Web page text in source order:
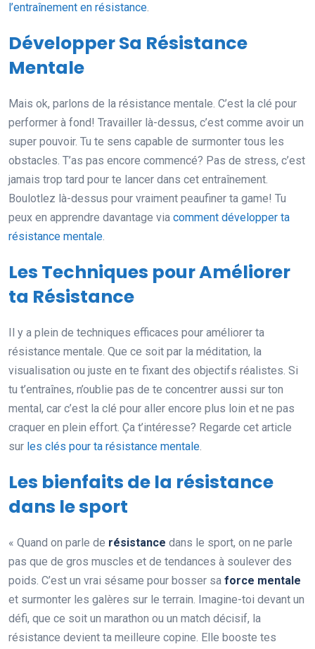
l’entraînement en résistance.
Développer Sa Résistance
Mentale
Mais ok, parlons de la résistance mentale. C’est la clé pour
performer à fond! Travailler là-dessus, c’est comme avoir un
super pouvoir. Tu te sens capable de surmonter tous les
obstacles. T’as pas encore commencé? Pas de stress, c’est
jamais trop tard pour te lancer dans cet entraînement.
Boulotlez là-dessus pour vraiment peaufiner ta game! Tu
peux en apprendre davantage via comment développer ta
résistance mentale.
Les Techniques pour Améliorer
ta Résistance
Il y a plein de techniques efficaces pour améliorer ta
résistance mentale. Que ce soit par la méditation, la
visualisation ou juste en te fixant des objectifs réalistes. Si
tu t’entraînes, n’oublie pas de te concentrer aussi sur ton
mental, car c’est la clé pour aller encore plus loin et ne pas
craquer en plein effort. Ça t’intéresse? Regarde cet article
sur les clés pour ta résistance mentale.
Les bienfaits de la résistance
dans le sport
« Quand on parle de résistance dans le sport, on ne parle
pas que de gros muscles et de tendances à soulever des
poids. C’est un vrai sésame pour bosser sa force mentale
et surmonter les galères sur le terrain. Imagine-toi devant un
défi, que ce soit un marathon ou un match décisif, la
résistance devient ta meilleure copine. Elle booste tes